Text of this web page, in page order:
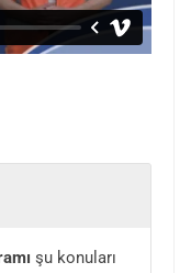
şu konuları